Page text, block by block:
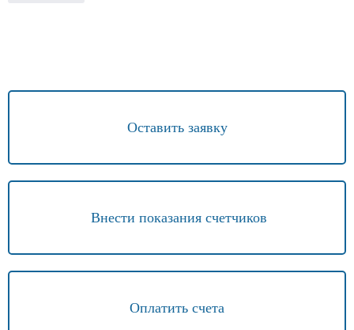
Оставить заявку
Внести показания счетчиков
Оплатить счета